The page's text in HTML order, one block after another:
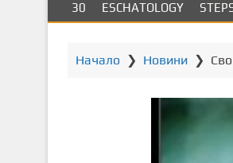
к
30 ESCHATOLOGY
Начало ❯ Новини❯